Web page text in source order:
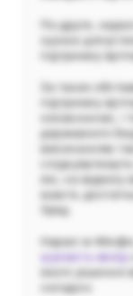
По-друге,
оцінки
підтримку
За таких
підтримку
незаконною, і
державного
виконанням
які, на
мають
Уряд.
Наразі ж
шукають вихід
якого
складно.